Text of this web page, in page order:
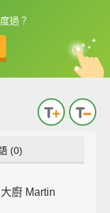
過？
字典喔！
(0)
廚 Martin